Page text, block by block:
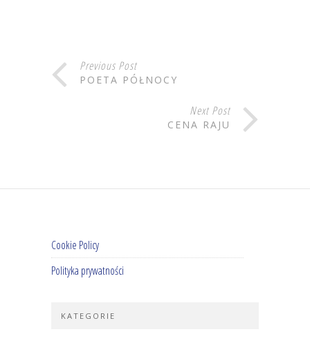
Previous Post
POETA PÓŁNOCY
Next Post
CENA RAJU
Cookie Policy
Polityka prywatności
KATEGORIE